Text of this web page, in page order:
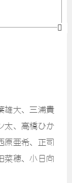
雄大、三浦貴
太、高橋ひか
原亜希、正司
菜穂、小日向